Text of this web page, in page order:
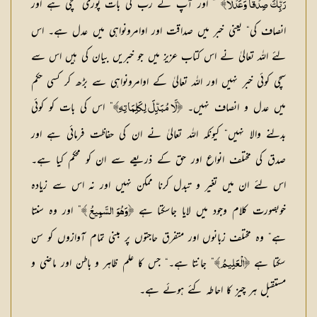
رَبِّكَ صِدْقًا وَعَدْلًا﴾ ” اور آپ کے رب کی بات پوری سچی ہے اور
انصاف کی“ یعنی خبر میں صداقت اور اوامرونواہی میں عدل ہے۔ اس
لئے اللہ تعالیٰ نے اس کتاب عزیز میں جو خبریں بیان کی ہیں اس سے
سچی کوئی خبر نہیں اور اللہ تعالیٰ کے اوامرونواہی سے بڑھ کر کسی حکم
میں عدل و انصاف نہیں۔ ﴿لَّا مُبَدِّلَ لِكَلِمَاتِهِ﴾” اس کی بات کو کوئی
بدلنے والا نہیں“ کیونکہ اللہ تعالیٰ نے ان کی حفاظت فرمائی ہے اور
صدق کی مختلف انواع اور حق کے ذریعے سے ان کو محکم کیا ہے۔
اس لئے ان میں تغیر و تبدل کرنا ممکن نہیں اور نہ اس سے زیادہ
خوبصورت کلام وجود میں لایا جاسکتا ہے﴿وَهُوَ السَّمِيعُ ﴾” اور وہ سنتا
ہے“ وہ مختلف زبانوں اور متفرق حاجتوں پر مبنی تمام آوازوں کو سن
سکتا ہے ﴿الْعَلِيمُ﴾” جانتا ہے۔“ جس کا علم ظاہر و باطن اور ماضی و
مستقبل ہر چیز کا احاطہ کئے ہوئے ہے۔